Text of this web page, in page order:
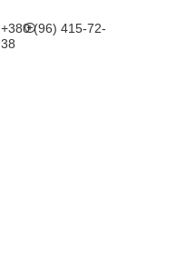
+380 (96) 415-72-
38